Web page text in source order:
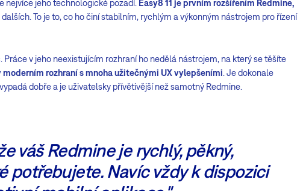
nejvíce jeho technologické pozadí. Easy8 11 je prvním rozšířením Redmine,
dalších. To je to, co ho činí stabilním, rychlým a výkonným nástrojem pro řízení
v jeho neexistujícím rozhraní ho nedělá nástrojem, na který se těšíte
moderním rozhraní s mnoha užitečnými UX vylepšeními. Je dokonale
dobře a je uživatelsky přívětivější než samotný Redmine.
váš Redmine je rychlý, pěkný,
potřebujete. Navíc vždy k dispozici